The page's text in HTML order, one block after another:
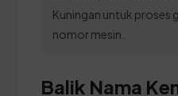
Kuningan untuk proses
nomor mesin.
Balik Nama